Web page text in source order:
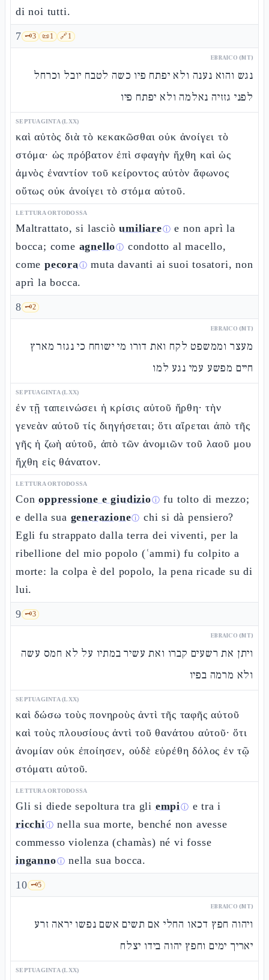
di noi tutti.
7 🗝️3 📜1 🔗1
EBRAICO (MT)
נגש והוא נענה ולא יפתח פיו כשה לטבח יובל וכרחל
לפני גזזיה נאלמה ולא יפתח פיו
SEPTUAGINTA (LXX)
καὶ αὐτὸς διὰ τὸ κεκακῶσθαι οὐκ ἀνοίγει τὸ
στόμα· ὡς πρόβατον ἐπὶ σφαγὴν ἤχθη καὶ ὡς
ἀμνὸς ἐναντίον τοῦ κείροντος αὐτὸν ἄφωνος
οὕτως οὐκ ἀνοίγει τὸ στόμα αὐτοῦ.
LETTURA ORTODOSSA
Maltrattato, si lasciòumiliareⓘ e non aprì la
bocca; come agnelloⓘ condotto al macello,
come pecoraⓘ muta davanti ai suoi tosatori, non
aprì la bocca.
8 🗝️2
EBRAICO (MT)
מעצר וממשפט לקח ואת דורו מי ישוחח כי נגזר מארץ
חיים מפשע עמי נגע למו
SEPTUAGINTA (LXX)
ἐν τῇ ταπεινώσει ἡ κρίσις αὐτοῦ ἤρθη· τὴν
γενεὰν αὐτοῦ τίς διηγήσεται; ὅτι αἴρεται ἀπὸ τῆς
γῆς ἡ ζωὴ αὐτοῦ, ἀπὸ τῶν ἀνομιῶν τοῦ λαοῦ μου
ἤχθη εἰς θάνατον.
LETTURA ORTODOSSA
Conoppressione e giudizioⓘ fu tolto di mezzo;
e della sua generazioneⓘ chi si dà pensiero?
Egli fu strappato dalla terra dei viventi, per la
ribellione del mio popolo (ʿammi) fu colpito a
morte: la colpa è del popolo, la pena ricade su di
lui.
9 🗝️3
EBRAICO (MT)
ויתן את רשעים קברו ואת עשיר במתיו על לא חמס עשה
ולא מרמה בפיו
SEPTUAGINTA (LXX)
καὶ δώσω τοὺς πονηροὺς ἀντὶ τῆς ταφῆς αὐτοῦ
καὶ τοὺς πλουσίους ἀντὶ τοῦ θανάτου αὐτοῦ· ὅτι
ἀνομίαν οὐκ ἐποίησεν, οὐδὲ εὑρέθη δόλος ἐν τῷ
στόματι αὐτοῦ.
LETTURA ORTODOSSA
Gli si diede sepoltura tra gli empiⓘ e tra i
ricchiⓘ nella sua morte, benché non avesse
commesso violenza (chamàs) né vi fosse
ingannoⓘ nella sua bocca.
10 🗝️5
EBRAICO (MT)
ויהוה חפץ דכאו החלי אם תשים אשם נפשו יראה זרע
יאריך ימים וחפץ יהוה בידו יצלח
SEPTUAGINTA (LXX)